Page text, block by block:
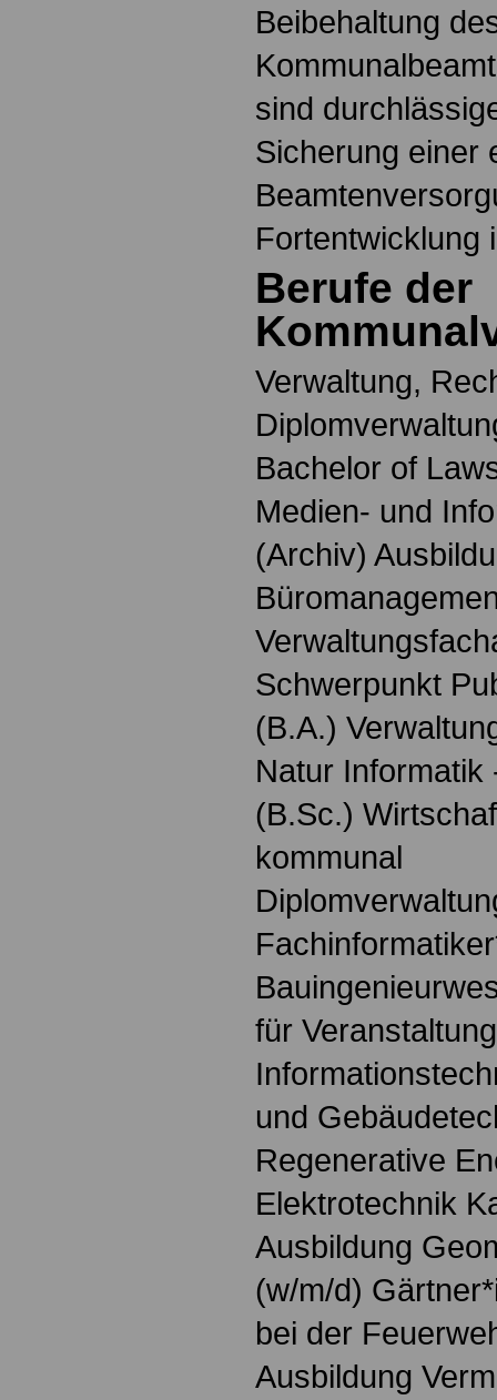
Beibehaltung
sind
Sicherung einer
Fortentwicklung
Berufe der
Verwaltung,
Bachelor of
Medien- und
(Archiv)
Schwerpunkt
(B.A.)
Natur Informatik
(B.Sc.)
kommunal
für
und
Regenerative
Elektrotechnik
Ausbildung
(w/m/d)
bei der
Ausbildung